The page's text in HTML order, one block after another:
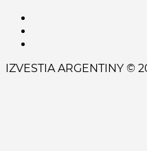
IZVESTIA ARGENTINY